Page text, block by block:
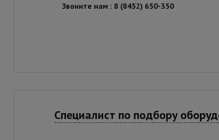
Звоните нам : 8 (8452) 650-350
Специалист по подбору